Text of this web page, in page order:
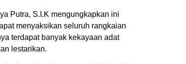
Putra, S.I.K mengungkapkan ini
menyaksikan seluruh rangkaian
terdapat banyak kekayaan adat
lestarikan.